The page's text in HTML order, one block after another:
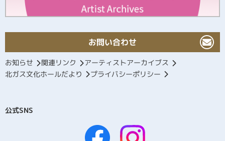
お問い合わせ
お知らせ 関連リンク
アーティストアーカイブス
北ガス文化ホールだより
プライバシーポリシー
公式SNS